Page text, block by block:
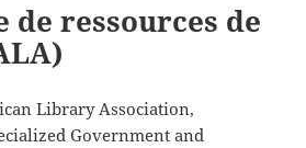
de ressources de
Library Association,
Government and